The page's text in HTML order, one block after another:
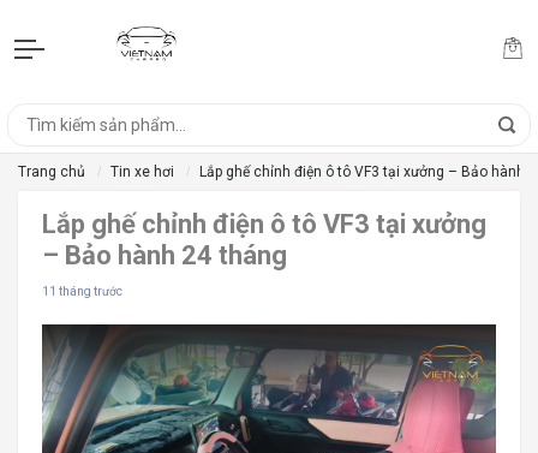
Trang chủ Tin xe hơi Lắp ghế chỉnh điện ô tô VF3 tại xưởng – Bảo hành
Lắp ghế chỉnh điện ô tô VF3 tại xưởng
– Bảo hành 24 tháng
11 tháng trước